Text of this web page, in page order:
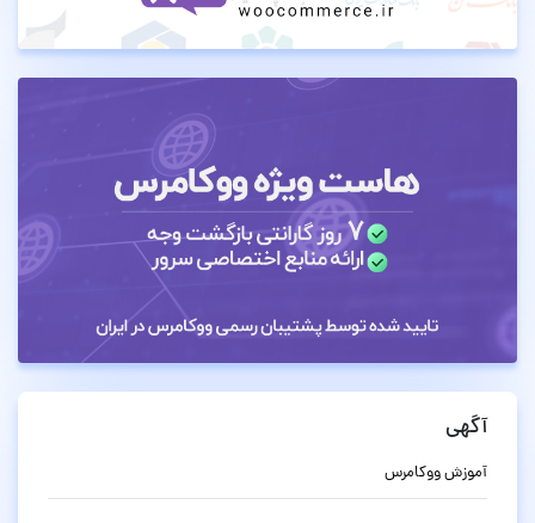
آگهی
آموزش ووکامرس